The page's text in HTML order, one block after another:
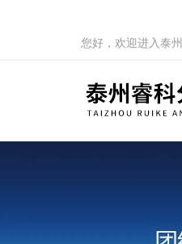
您好，欢迎进入泰